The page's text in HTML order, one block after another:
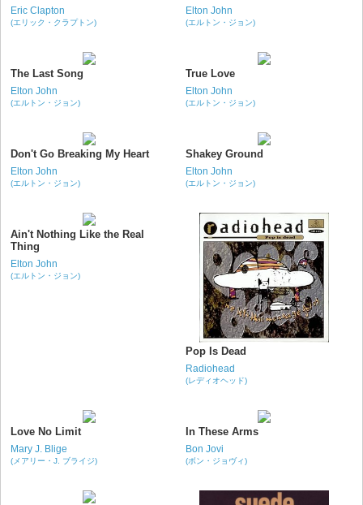
Eric Clapton
(エリック・クラプトン)
Elton John
(エルトン・ジョン)
The Last Song
Elton John
(エルトン・ジョン)
True Love
Elton John
(エルトン・ジョン)
Don't Go Breaking My Heart
Elton John
(エルトン・ジョン)
Shakey Ground
Elton John
(エルトン・ジョン)
Ain't Nothing Like the Real
Thing
Elton John
(エルトン・ジョン)
Pop Is Dead
Radiohead
(レディオヘッド)
Love No Limit
Mary J. Blige
(メアリー・J. ブライジ)
In These Arms
Bon Jovi
(ボン・ジョヴィ)